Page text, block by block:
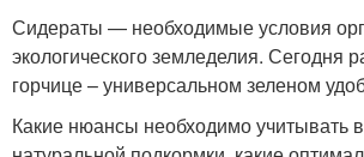
Сидераты — необходимые условия
экологического земледелия. Сегодня
горчице – универсальном зеленом
Какие нюансы необходимо учитывать